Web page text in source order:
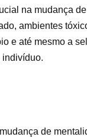
na mudança
ambientes
e até mesmo a
indivíduo.
de